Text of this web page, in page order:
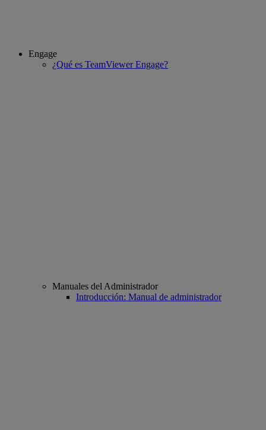
Engage
¿Qué es TeamViewer Engage?
Manuales del Administrador
Introducción: Manual de administrador